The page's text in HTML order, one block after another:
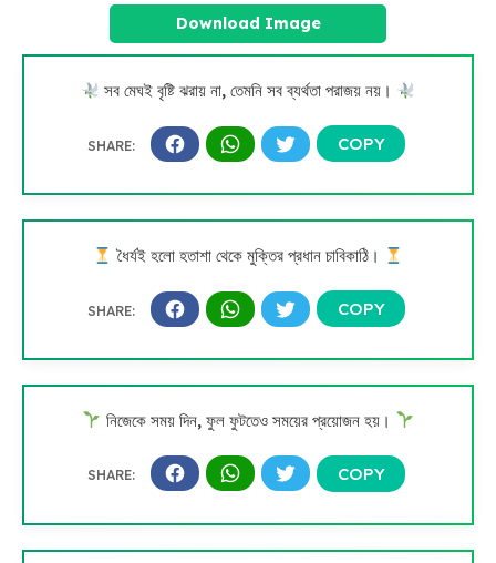
Download Image
সব মেঘই বৃষ্টি ঝরায় না, তেমনি সব ব্যর্থতা পরাজয় নয়।
ধৈর্যই হলো হতাশা থেকে মুক্তির প্রধান চাবিকাঠি।
নিজেকে সময় দিন, ফুল ফুটতেও সময়ের প্রয়োজন হয়।